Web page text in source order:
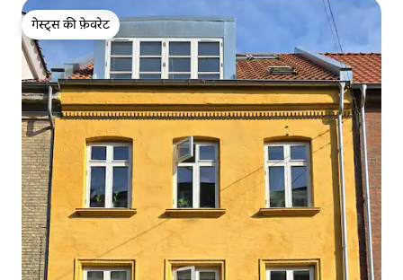
गेस्ट्स की फ़ेवरेट
गेस्ट्स की फ़ेवरेट